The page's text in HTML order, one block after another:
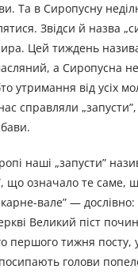
Та в Сиропусну
Звідси й назва
Цей тиждень
а Сиропусна
утримання від усіх
справляли „запусти”,
наші „запусти”
що означало те саме,
вале” —
Великий піст
першого тижня посту,
голови